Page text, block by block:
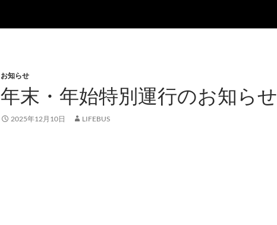
お知らせ
年末・年始特別運行のお知らせ
2025年12月10日 LIFEBUS